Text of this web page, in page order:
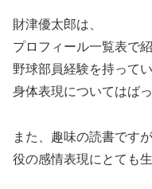
財津優太郎は、
プロフィール一覧表で
野球部員経験を持って
身体表現についてはば
また、趣味の読書です
役の感情表現にとても